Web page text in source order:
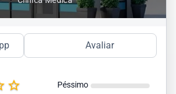
Avaliar
star_border
Péssimo